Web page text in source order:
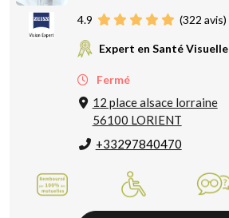
4.9 (322 avis)
Expert en Santé Visuelle
Fermé
12 place alsace lorraine
56100 LORIENT
+33297840470